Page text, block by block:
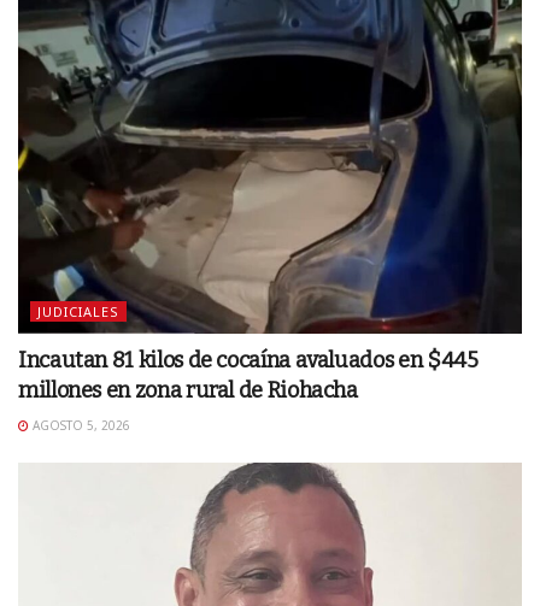
JUDICIALES
Incautan 81 kilos de cocaína avaluados en $445
millones en zona rural de Riohacha
AGOSTO 5, 2026